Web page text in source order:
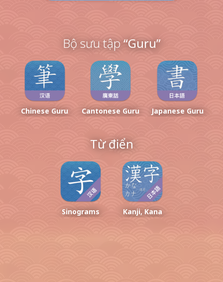
Bộ sưu tập“Guru”
Chinese Guru Cantonese Guru Japanese Guru
Từ điển
Sinograms Kanji, Kana